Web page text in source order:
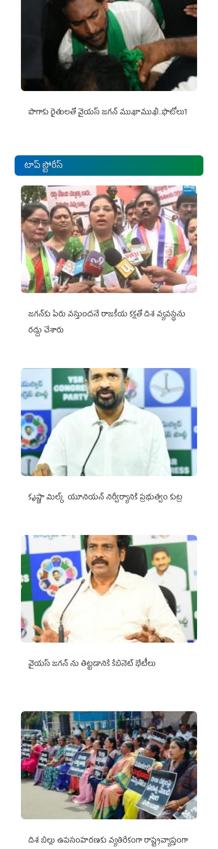
పొగాకు రైతుల‌తో వైయ‌స్ జ‌గ‌న్ ముఖాముఖి..ఫొటోలు1
టాప్ స్టోరీస్
జగన్‌కు పేరు వస్తుందనే రాజకీయ కక్షతో దిశ వ్య‌వ‌స్థ‌ను
రద్దు చేశారు
కృష్ణా మిల్క్‌ యూనియన్‌ నిర్వీర్యానికి ప్రభుత్వం కుట్ర
వైయ‌స్ జగన్‌ ను తిట్టడానికే కేబినెట్‌ భేటీలు
దిశ బిల్లు ఉపసంహరణకు వ్యతిరేకంగా రాష్ట్రవ్యాప్తంగా